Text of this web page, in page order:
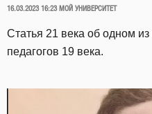
ОПУБЛИКОВАНО
16.03.2023 16:23 МОЙ УНИВЕРСИТЕТ
Статья 21 века об одном
педагогов 19 века.